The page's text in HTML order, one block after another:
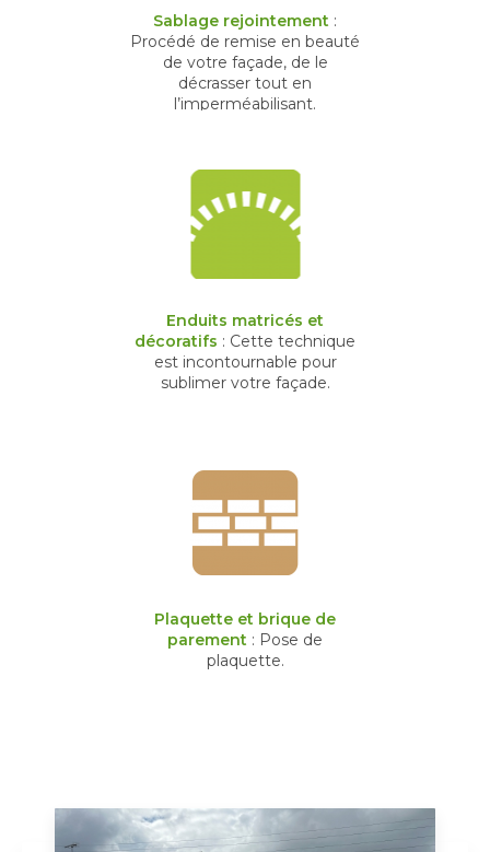
Sablage rejointement :
Procédé de remise en beauté
de votre façade, de le
décrasser tout en
l’imperméabilisant.
Enduits matricés et
décoratifs : Cette technique
est incontournable pour
sublimer votre façade.
Plaquette et brique de
parement : Pose de
plaquette.